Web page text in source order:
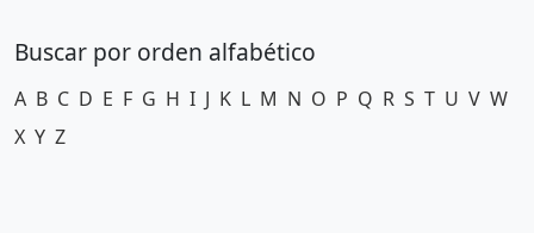
Buscar por orden alfabético
A B C D E F G H I J K L M N O P Q R S T U V W
X Y Z